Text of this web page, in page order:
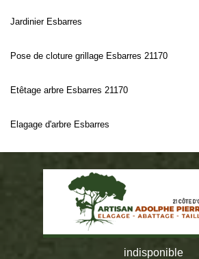
Jardinier Esbarres
Pose de cloture grillage Esbarres 21170
Etêtage arbre Esbarres 21170
Elagage d'arbre Esbarres
indisponible